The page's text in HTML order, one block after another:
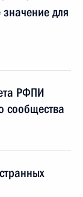
для
РФПИ
сообщества